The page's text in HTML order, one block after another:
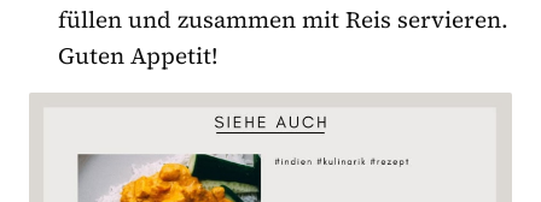
füllen und zusammen mit Reis servieren.
Guten Appetit!